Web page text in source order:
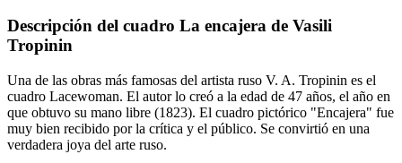
Descripción del cuadro La encajera de Vasili
Tropinin
Una de las obras más famosas del artista ruso V. A. Tropinin es el
cuadro Lacewoman. El autor lo creó a la edad de 47 años, el año en
que obtuvo su mano libre (1823). El cuadro pictórico "Encajera" fue
muy bien recibido por la crítica y el público. Se convirtió en una
verdadera joya del arte ruso.